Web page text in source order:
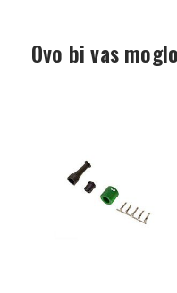
Ovo bi vas